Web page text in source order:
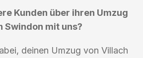
Kunden über ihren Umzug
Swindon mit uns?
deinen Umzug von Villach